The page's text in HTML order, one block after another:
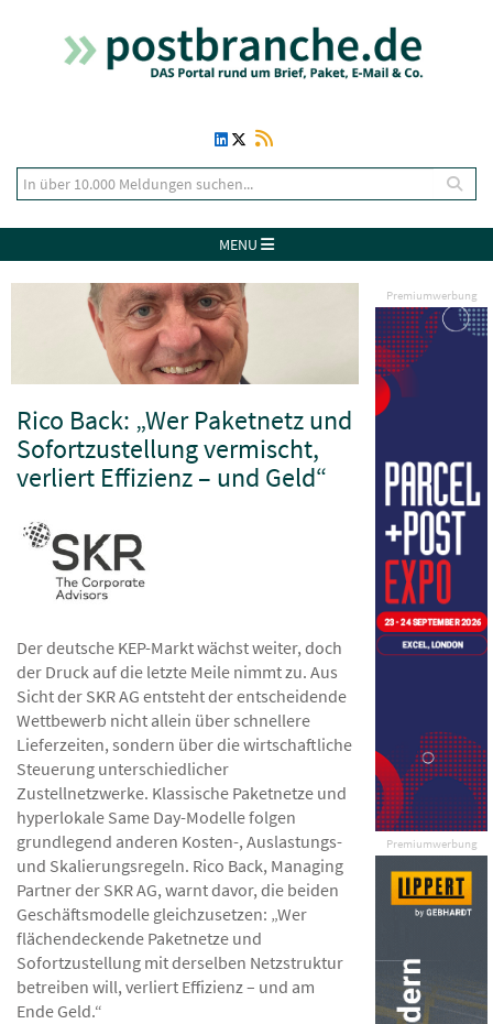
MENU
Premiumwerbung
Premiumwerbung
Rico Back: „Wer Paketnetz und
Sofortzustellung vermischt,
verliert Effizienz – und Geld“
Der deutsche KEP-Markt wächst weiter, doch
der Druck auf die letzte Meile nimmt zu. Aus
Sicht der SKR AG entsteht der entscheidende
Wettbewerb nicht allein über schnellere
Lieferzeiten, sondern über die wirtschaftliche
Steuerung unterschiedlicher
Zustellnetzwerke. Klassische Paketnetze und
hyperlokale Same Day-Modelle folgen
grundlegend anderen Kosten-, Auslastungs-
und Skalierungsregeln. Rico Back, Managing
Partner der SKR AG, warnt davor, die beiden
Geschäftsmodelle gleichzusetzen: „Wer
flächendeckende Paketnetze und
Sofortzustellung mit derselben Netzstruktur
betreiben will, verliert Effizienz – und am
Ende Geld.“